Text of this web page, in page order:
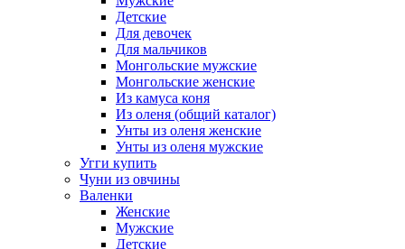
Детские
Для девочек
Для мальчиков
Монгольские мужские
Монгольские женские
Из камуса коня
Из оленя (общий каталог)
Унты из оленя женские
Унты из оленя мужские
Угги купить
Чуни из овчины
Валенки
Женские
Мужские
Детские